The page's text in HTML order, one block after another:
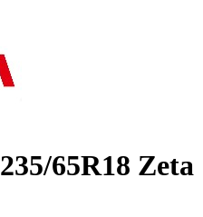
235/65R18 Zeta